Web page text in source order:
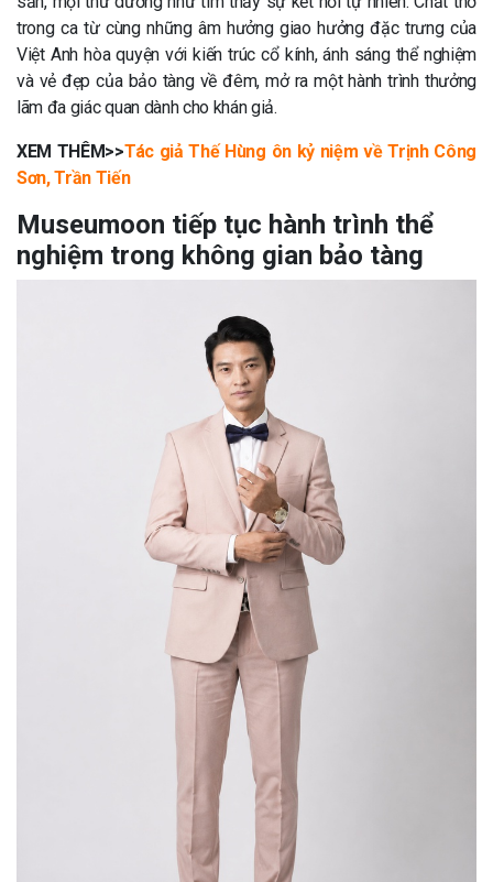
trong ca từ cùng những âm hưởng giao hưởng đặc trưng của
Việt Anh hòa quyện với kiến trúc cổ kính, ánh sáng thể nghiệm
và vẻ đẹp của bảo tàng về đêm, mở ra một hành trình thưởng
lãm đa giác quan dành cho khán giả.
XEM THÊM>>Tác giả Thế Hùng ôn kỷ niệm về Trịnh Công
Sơn, Trần Tiến
Museumoon tiếp tục hành trình thể
nghiệm trong không gian bảo tàng